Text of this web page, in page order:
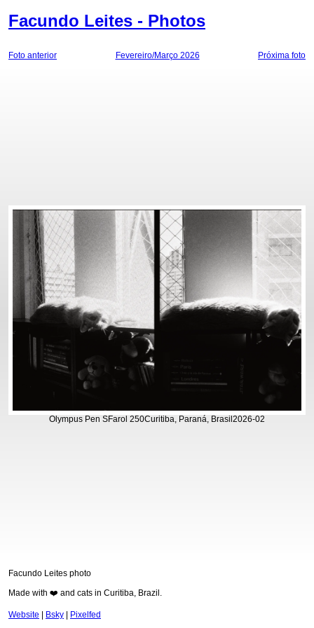
Facundo Leites - Photos
Foto anterior Fevereiro/Março 2026 Próxima foto
Olympus Pen SFarol 250Curitiba, Paraná, Brasil 2026-02
Facundo Leites photo
Made with ❤️ and cats in Curitiba, Brazil.
Website Bsky Pixelfed